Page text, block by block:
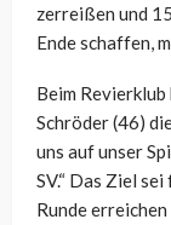
zerreißen und
Ende schaffen,
Beim
Schröder (46)
uns auf unser
SV.“ Das Ziel
Runde